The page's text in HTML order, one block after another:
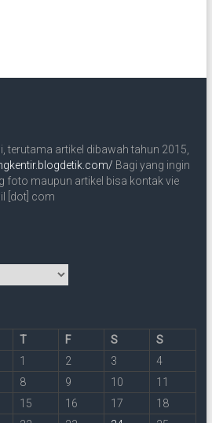
terutama artikel dibawah tahun 2015,
Bagi yang ingin
foto maupun artikel bisa kontak vie
[dot] com
T F S
S
1
2 3
4
8 9 10
11
15 16 17
18